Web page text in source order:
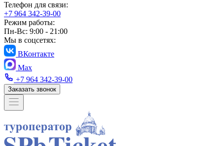
Телефон для связи:
+7 964 342-39-00
Режим работы:
Пн-Вс: 9:00 - 21:00
Мы в соцсетях:
ВКонтакте
Max
+7 964 342-39-00
Заказать звонок